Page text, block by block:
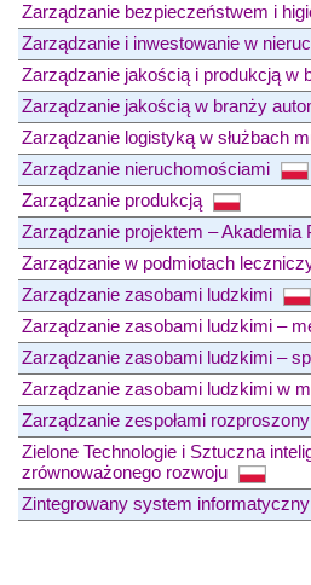
Zarządzanie bezpieczeństwem i
Zarządzanie i inwestowanie w
Zarządzanie jakością i produkcją w
Zarządzanie jakością w branży
Zarządzanie logistyką w służbach
Zarządzanie nieruchomościami
Zarządzanie produkcją
Zarządzanie projektem – Akademia
Zarządzanie w podmiotach
Zarządzanie zasobami ludzkimi
Zarządzanie zasobami ludzkimi –
Zarządzanie zasobami ludzkimi –
Zarządzanie zasobami ludzkimi w
Zarządzanie zespołami
Zielone Technologie i Sztuczna
zrównoważonego rozwoju
Zintegrowany system